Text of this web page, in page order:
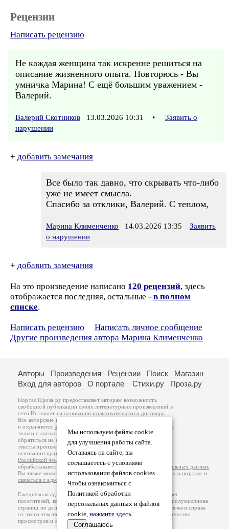
Рецензии
Написать рецензию
Не каждая женщина так искренне решиться на
описание жизненного опыта. Повторюсь - Вы
умничка Марина! С ещё большим уважением -
Валерий.
Валерий Скотников 13.03.2026 10:31 •
Заявить о
нарушении
+ добавить замечания
Все было так давно, что скрывать что-либо
уже не имеет смысла.
Спасибо за отклики, Валерий. С теплом,
Марина Клименченко 14.03.2026 13:35
Заявить
о нарушении
+ добавить замечания
На это произведение написано 120 рецензий, здесь
отображается последняя, остальные - в полном
списке.
Написать рецензию
Написать личное сообщение
Другие произведения автора Марина Клименченко
Мы используем файлы cookie
для улучшения работы сайта.
Оставаясь на сайте, вы
соглашаетесь с условиями
использования файлов cookies.
Чтобы ознакомиться с
Политикой обработки
персональных данных и файлов
cookie, нажмите здесь.
Соглашаюсь
Авторы Произведения Рецензии Поиск
Магазин
Вход для авторов
О портале Стихи.ру Проза.ру
Портал Проза.ру предоставляет авторам возможность
свободной публикации своих литературных произведений в
сети Интернет на основаниипользовательского договора
Все авторские права на произведения принадлежат авторам
и охраняются законом
. Перепечатка произведений возможна
только с согласия его автора, к которому вы можете
обратиться на его авторской странице. Ответственность за
тексты произведений авторы несут самостоятельно на
основанииправил публикацииизаконодательства
Российской Федерации
обрабатываются на основанииПолитики обработки персональных данных
Вы также можете посмотреть более подробнуюинформацию о портале и
связаться с администрацией
Ежедневная аудитория портала Проза.ру – порядка 100 тысяч
посетителей, которые в общей сумме просматривают более полумиллиона
страниц по данным счетчика посещаемости, который расположен справа
от этого текста. В каждой графе указано по две цифры: количество
просмотров и количество посетителей.